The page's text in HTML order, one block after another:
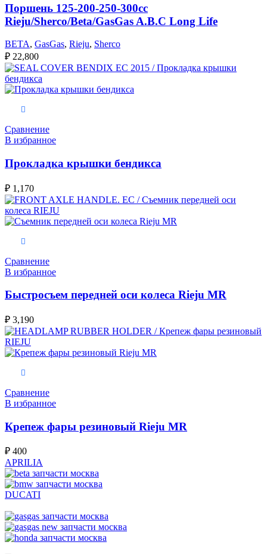
Поршень 125-200-250-300сс
Rieju/Sherco/Beta/GasGas A.B.C Long Life
BETA, GasGas, Rieju, Sherco
₽ 22,800
Сравнение
В избранное
Прокладка крышки бендикса
₽ 1,170
Сравнение
В избранное
Быстросъем передней оси колеса Rieju MR
₽ 3,190
Сравнение
В избранное
Крепеж фары резиновый Rieju MR
₽ 400
APRILIA
DUCATI